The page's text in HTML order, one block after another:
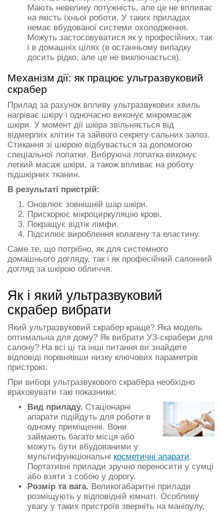
Мають невелику потужність, але це не впливає
на якість їхньої роботи. У таких приладах
немає вбудованої системи охолодження.
Можуть застосовуватися як у професійних, так
і в домашніх цілях (в останньому випадку
досить рідко, але це не виключається).
Механізм дії: як працює ультразвуковий
скрабер
Прилад за рахунок впливу ультразвукових хвиль
нагріває шкіру і одночасно виконує мікромасаж
шкіри. У момент дії шкіра звільняється від
відмерлих клітин та зайвого секрету сальних залоз.
Стикання зі шкірою відбувається за допомогою
спеціальної лопатки. Вибруюча лопатка виконує
легкий масаж шкіри, а також впливає на роботу
підшкірних тканин.
В результаті пристрій:
Оновлює зовнішній шар шкіри.
Прискорює мікроциркуляцію крові.
Покращує відтік лімфи.
Підсилює вироблення колагену та еластину.
Саме те, що потрібно, як для системного
домашнього догляду, так і як професійний салонний
догляд за шкірою обличчя.
Як і який ультразвуковий
скрабер вибрати
Який ультразвуковий скрабер краще? Яка модель
оптимальна для дому? Як вибрати УЗ-скрабери для
салону? На всі ці та інші питання ви знайдете
відповіді порівнявши низку ключових параметрів
пристрою.
При виборі ультразвукового скрабера необхідно
враховувати такі показники:
Вид приладу. Стаціонарні
апарати підійдуть для роботи в
одному приміщенні. Вони
займають багато місця або
можуть бути вбудованими у
мультифункціональні косметичні апарати.
Портативні прилади зручно переносити у сумці
або взяти з собою у дорогу.
Розмір та вага. Великогабаритні прилади
розміщують у відповідній кімнаті. Особливу
увагу у таких пристроїв зверніть на маніпулу,